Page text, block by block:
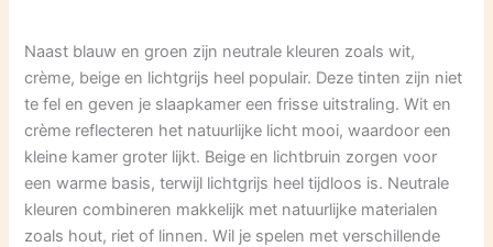
Naast blauw en groen zijn neutrale kleuren zoals wit,
crème, beige en lichtgrijs heel populair. Deze tinten zijn niet
te fel en geven je slaapkamer een frisse uitstraling. Wit en
crème reflecteren het natuurlijke licht mooi, waardoor een
kleine kamer groter lijkt. Beige en lichtbruin zorgen voor
een warme basis, terwijl lichtgrijs heel tijdloos is. Neutrale
kleuren combineren makkelijk met natuurlijke materialen
zoals hout, riet of linnen. Wil je spelen met verschillende